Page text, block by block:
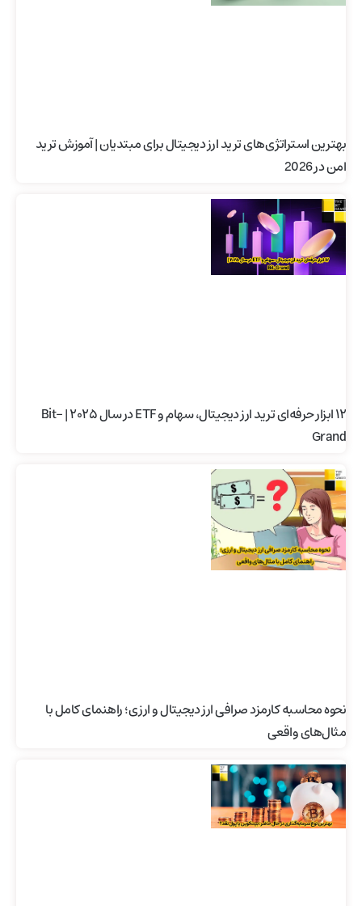
بهترین استراتژی‌های ترید ارز دیجیتال برای مبتدیان | آموزش ترید
امن در 2026
۱۲ ابزار حرفه‌ای ترید ارز دیجیتال، سهام و ETF در سال ۲۰۲۵ | Bit-
Grand
نحوه محاسبه کارمزد صرافی ارز دیجیتال و ارزی؛ راهنمای کامل با
مثال‌های واقعی